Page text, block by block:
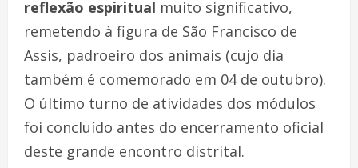
reflexão espiritual muito significativo,
remetendo à figura de São Francisco de
Assis, padroeiro dos animais (cujo dia
também é comemorado em 04 de outubro).
O último turno de atividades dos módulos
foi concluído antes do encerramento oficial
deste grande encontro distrital.